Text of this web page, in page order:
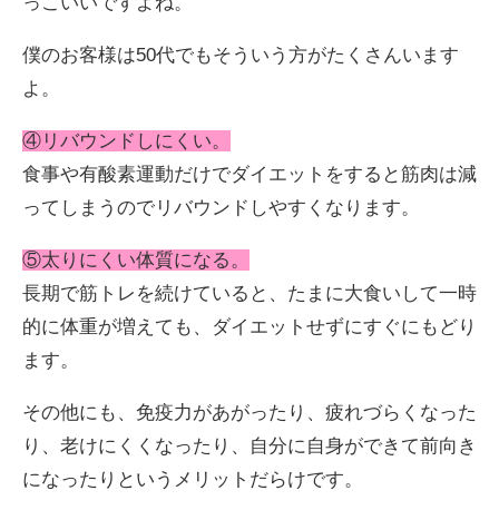
僕のお客様は50代でもそういう方がたくさんいます
よ。
④リバウンドしにくい。
食事や有酸素運動だけでダイエットをすると筋肉は減
ってしまうのでリバウンドしやすくなります。
⑤太りにくい体質になる。
長期で筋トレを続けていると、たまに大食いして一時
的に体重が増えても、ダイエットせずにすぐにもどり
ます。
その他にも、免疫力があがったり、疲れづらくなった
り、老けにくくなったり、自分に自身ができて前向き
になったりというメリットだらけです。